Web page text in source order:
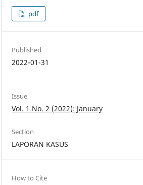
pdf
Published
2022-01-31
Issue
Vol. 1 No. 2 (2022): January
Section
LAPORAN KASUS
How to Cite